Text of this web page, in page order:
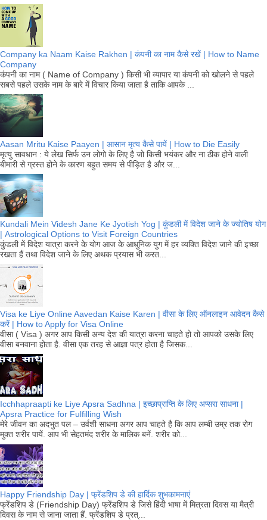
Company ka Naam Kaise Rakhen | कंपनी का नाम कैसे रखें | How to Name
Company
कंपनी का नाम ( Name of Company ) किसी भी व्यापार या कंपनी को खोलने से पहले
सबसे पहले उसके नाम के बारे में विचार किया जाता है ताकि आपके ...
Aasan Mritu Kaise Paayen | आसान मृत्य कैसे पायें | How to Die Easily
मृत्यु सावधान : ये लेख सिर्फ उन लोगो के लिए है जो किसी भयंकर और ना ठीक होने वाली
बीमारी से ग्रस्त होने के कारण बहुत समय से पीड़ित है और ज...
Kundali Mein Videsh Jane Ke Jyotish Yog | कुंडली में विदेश जाने के ज्योतिष योग
| Astrological Options to Visit Foreign Countries
कुंडली में विदेश यात्रा करने के योग आज के आधुनिक युग में हर व्यक्ति विदेश जाने की इच्छा
रखता हैं तथा विदेश जाने के लिए अथक प्रयास भी करत...
Visa ke Liye Online Aavedan Kaise Karen | वीसा के लिए ऑनलाइन आवेदन कैसे
करें | How to Apply for Visa Online
वीसा ( Visa ) अगर आप किसी अन्य देश की यात्रा करना चाहते हो तो आपको उसके लिए
वीसा बनवाना होता है. वीसा एक तरह से आज्ञा पत्र होता है जिसक...
Icchhapraapti ke Liye Apsra Sadhna | इच्छाप्राप्ति के लिए अप्सरा साधना |
Apsra Practice for Fulfilling Wish
मेरे जीवन का अदभुत पल – उर्वशी साधना अगर आप चाहते है कि आप लम्बी उम्र तक रोग
मुक्त शरीर पायें. आप भी सेहतमंद शरीर के मालिक बनें. शरीर को...
Happy Friendship Day | फ्रेंडशिप डे की हार्दिक शुभकामनाएं
फ्रेंडशिप डे (Friendship Day) फ्रेंडशिप डे जिसे हिंदी भाषा में मित्रता दिवस या मैत्री
दिवस के नाम से जाना जाता हैं. फ्रेंडशिप डे प्रत्...